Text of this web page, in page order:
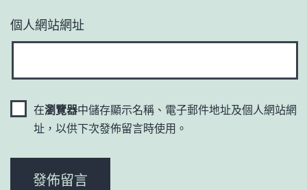
個人網站網址
在瀏覽器中儲存顯示名稱、電子郵件地址及個人網站網
址，以供下次發佈留言時使用。